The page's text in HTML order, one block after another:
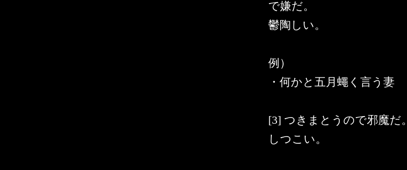
で嫌だ。
鬱陶しい。
例）
・何かと五月蠅く言う妻
[3] つきまとうので邪魔だ。
しつこい。